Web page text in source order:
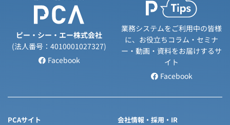
ピー・シー・エー株式会社
(法人番号：4010001027327)
Facebook
業務システムをご利用中の皆様
に、お役立ちコラム・セミナ
ー・動画・資料をお届けするサ
イト
Facebook
PCAサイト
会社情報・採用・IR